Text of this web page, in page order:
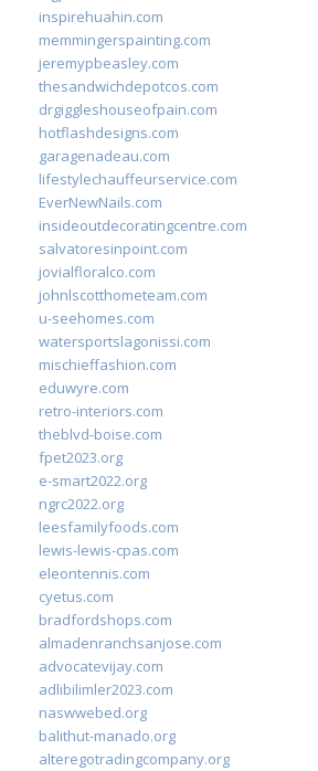
inspirehuahin.com
memmingerspainting.com
jeremypbeasley.com
thesandwichdepotcos.com
drgiggleshouseofpain.com
hotflashdesigns.com
garagenadeau.com
lifestylechauffeurservice.com
EverNewNails.com
insideoutdecoratingcentre.com
salvatoresinpoint.com
jovialfloralco.com
johnlscotthometeam.com
u-seehomes.com
watersportslagonissi.com
mischieffashion.com
eduwyre.com
retro-interiors.com
theblvd-boise.com
fpet2023.org
e-smart2022.org
ngrc2022.org
leesfamilyfoods.com
lewis-lewis-cpas.com
eleontennis.com
cyetus.com
bradfordshops.com
almadenranchsanjose.com
advocatevijay.com
adlibilimler2023.com
naswwebed.org
balithut-manado.org
alteregotradingcompany.org